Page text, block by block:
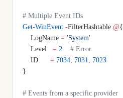
# Multiple Event IDs
Get-WinEvent -FilterHashtable @{
    LogName
= 'System'
    Level
= 2
    # Error
    ID
= 7034, 7031, 7023
}
# Events from a specific provider